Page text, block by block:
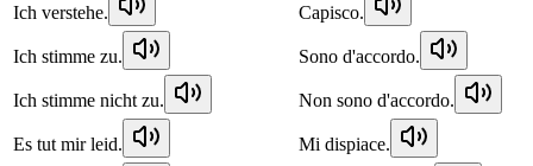
Ich verstehe. Capisco.
Ich stimme zu. Sono d'accordo.
Ich stimme nicht zu. Non sono d'accordo.
Es tut mir leid. Mi dispiace.